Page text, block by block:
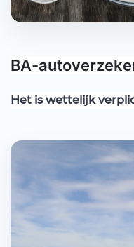
BA-
Het is wettelijk